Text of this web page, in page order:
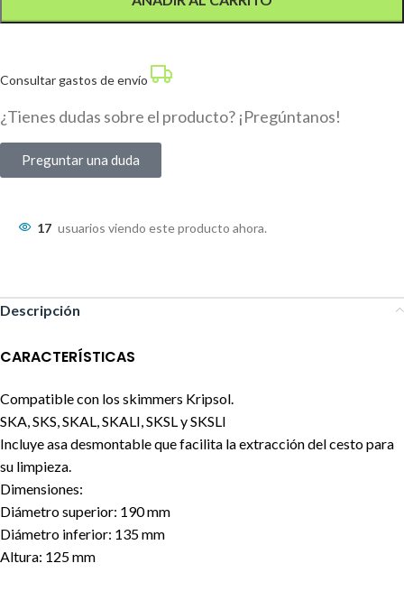
Consultar gastos de envío
¿Tienes dudas sobre el producto? ¡Pregúntanos!
Preguntar una duda
17 usuarios viendo este producto ahora.
Descripción
CARACTERÍSTICAS
Compatible con los skimmers Kripsol.
SKA, SKS, SKAL, SKALI, SKSL y SKSLI
Incluye asa desmontable que facilita la extracción del cesto para
su limpieza.
Dimensiones:
Diámetro superior: 190 mm
Diámetro inferior: 135 mm
Altura: 125 mm